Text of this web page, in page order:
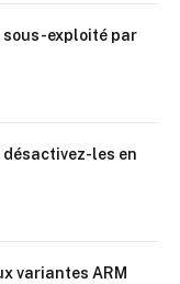
sous-exploité par
désactivez-les en
variantes ARM